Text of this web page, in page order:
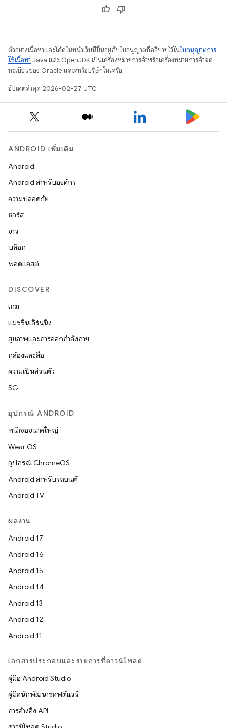
ตัวอย่างเนื้อหาและโค้ดในหน้าเว็บนี้ขึ้นอยู่กับใบอนุญาตที่อธิบายไว้ในใบอนุญาตการ
ใช้เนื้อหา Java และ OpenJDK เป็นเครื่องหมายการค้าหรือเครื่องหมายการค้าจด
ทะเบียนของ Oracle และ/หรือบริษัทในเครือ
อัปเดตล่าสุด 2026-02-27 UTC
ANDROID เพิ่มเติม
Android
Android สำหรับองค์กร
ความปลอดภัย
ซอร์ส
ข่าว
บล็อก
พอดแคสต์
DISCOVER
เกม
แมชชีนเลิร์นนิง
สุขภาพและการออกกำลังกาย
กล้องและสื่อ
ความเป็นส่วนตัว
5G
อุปกรณ์ ANDROID
หน้าจอขนาดใหญ่
Wear OS
อุปกรณ์ ChromeOS
Android สำหรับรถยนต์
Android TV
ผลงาน
Android 17
Android 16
Android 15
Android 14
Android 13
Android 12
Android 11
เอกสารประกอบและรายการที่ดาวน์โหลด
คู่มือ Android Studio
คู่มือนักพัฒนาซอฟต์แวร์
การอ้างอิง API